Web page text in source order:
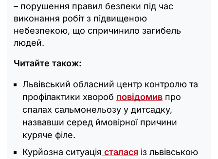
– порушення правил безпеки під час
виконання робіт з підвищеною
небезпекою, що спричинило загибель
людей.
Читайте також:
Львівський обласний центр контролю та
профілактики хвороб повідомив про
спалах сальмонельозу у дитсадку,
назвавши серед ймовірної причини
куряче філе.
Курйозна ситуація сталася із львівською